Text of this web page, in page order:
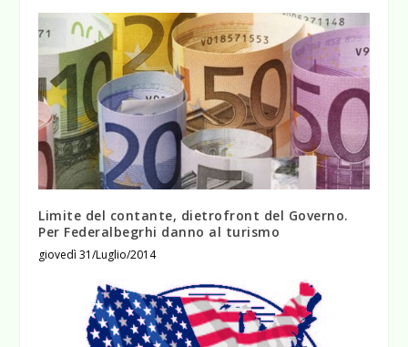
Limite del contante, dietrofront del Governo.
Per Federalbegrhi danno al turismo
giovedì 31/Luglio/2014